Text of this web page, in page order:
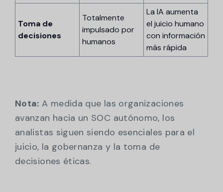
Toma de
decisiones
Totalmente
impulsado por
humanos
La IA aumenta
el juicio humano
con información
más rápida
Nota: A medida que las organizaciones
avanzan hacia un SOC autónomo, los
analistas siguen siendo esenciales para el
juicio, la gobernanza y la toma de
decisiones éticas.